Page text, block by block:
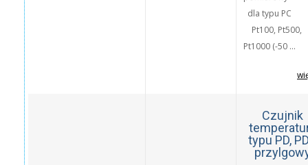
dla typu PC
Pt100, Pt500,
Pt1000 (-50 ...
Czujnik
typu PD,